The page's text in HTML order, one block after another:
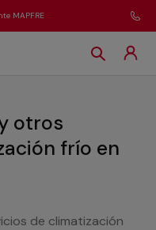
MAPFRE
otros
frío en
de climatización